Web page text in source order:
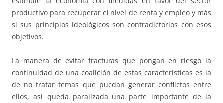
productivo para recuperar el nivel de renta y empleo y más
si sus principios ideológicos son contradictorios con esos
objetivos.
La manera de evitar fracturas que pongan en riesgo la
continuidad de una coalición de estas características es la
de no tratar temas que puedan generar conflictos entre
ellos, así queda paralizada una parte importante de la